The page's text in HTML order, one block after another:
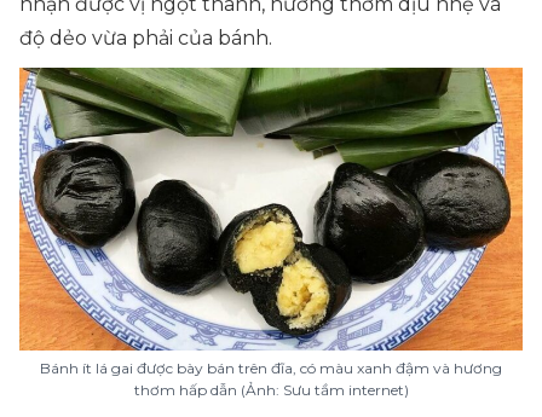
nhận được vị ngọt thanh, hương thơm dịu nhẹ và
độ dẻo vừa phải của bánh.
Bánh ít lá gai được bày bán trên đĩa, có màu xanh đậm và hương
thơm hấp dẫn (Ảnh: Sưu tầm internet)